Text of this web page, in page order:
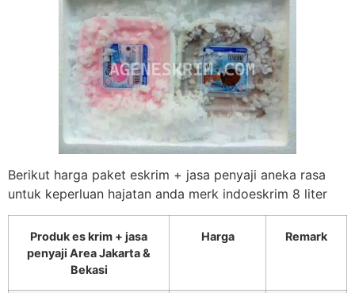
Berikut harga paket eskrim + jasa penyaji aneka rasa
untuk keperluan hajatan anda merk indoeskrim 8 liter
Produk es krim + jasa
penyaji Area Jakarta &
Bekasi
Harga Remark